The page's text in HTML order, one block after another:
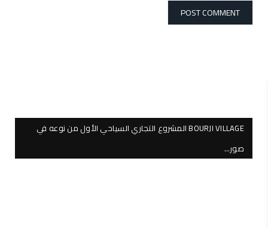
BOURJI VILLAGE المشروع التجاري السياحي الأول من نوعه في
صور…